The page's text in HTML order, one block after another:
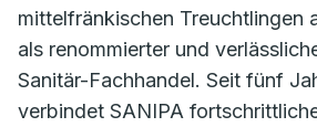
mittelfränkischen Treuchtlingen
als renommierter und
Sanitär-Fachhandel. Seit fünf
verbindet SANIPA